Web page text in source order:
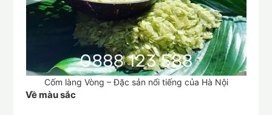
Cốm làng Vòng – Đặc sản nổi tiếng của Hà Nội
Về màu sắc